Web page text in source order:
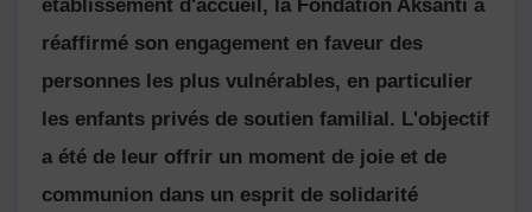
établissement d'accueil, la Fondation Aksanti a
réaffirmé son engagement en faveur des
personnes les plus vulnérables, en particulier
les enfants privés de soutien familial. L'objectif
a été de leur offrir un moment de joie et de
communion dans un esprit de solidarité